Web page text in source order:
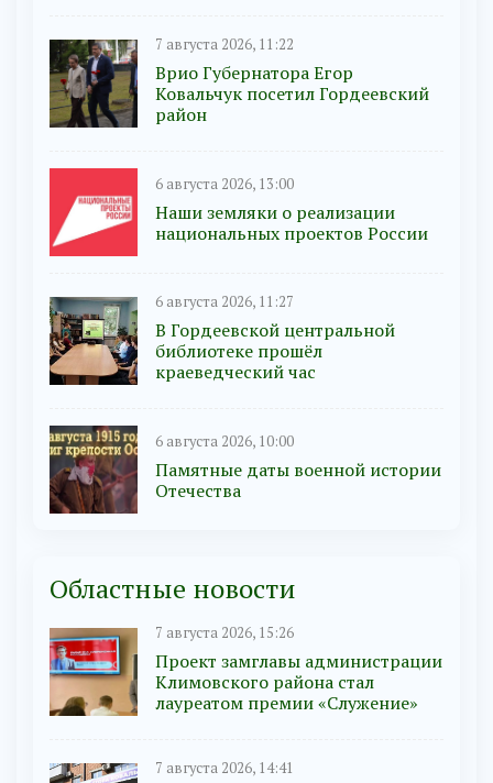
7 августа 2026, 11:22
Врио Губернатора Егор
Ковальчук посетил Гордеевский
район
6 августа 2026, 13:00
Наши земляки о реализации
национальных проектов России
6 августа 2026, 11:27
В Гордеевской центральной
библиотеке прошёл
краеведческий час
6 августа 2026, 10:00
Памятные даты военной истории
Отечества
Областные новости
7 августа 2026, 15:26
Проект замглавы администрации
Климовского района стал
лауреатом премии «Служение»
7 августа 2026, 14:41